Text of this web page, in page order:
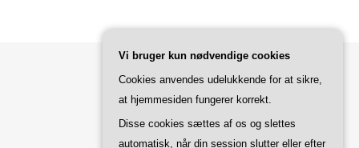
Bard Tema afWP Royal .
Vi bruger kun nødvendige cookies
Cookies anvendes udelukkende for at sikre,
at hjemmesiden fungerer korrekt.
Disse cookies sættes af os og slettes
automatisk, når din session slutter eller efter